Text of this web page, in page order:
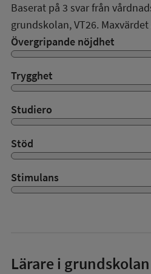
Baserat på 3 svar från
grundskolan,VT26. Maxvärdet
Övergripande nöjdhet
Trygghet
Studiero
Stöd
Stimulans
Lärare i grundskolan